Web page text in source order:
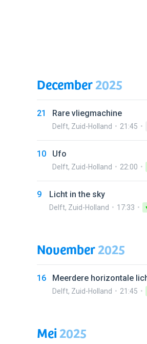
December2025
21 Rare vliegmachine
Delft, Zuid-Holland 21:45
10 Ufo
Delft, Zuid-Holland 22:00
9 Licht in the sky
Delft, Zuid-Holland 17:33
November2025
16 Meerdere horizontale
Delft, Zuid-Holland 21:45
Mei2025